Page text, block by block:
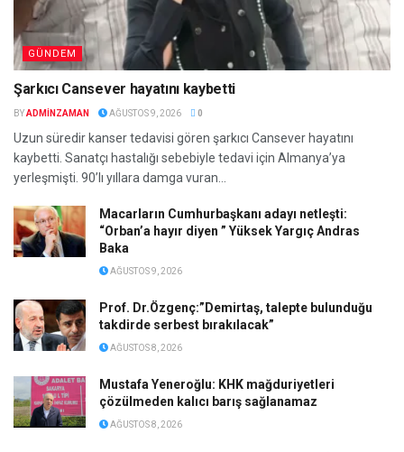
GÜNDEM
Şarkıcı Cansever hayatını kaybetti
BYADMINZAMAN AĞUSTOS 9, 2026 0
Uzun süredir kanser tedavisi gören şarkıcı Cansever hayatını
kaybetti. Sanatçı hastalığı sebebiyle tedavi için Almanya’ya
yerleşmişti. 90’lı yıllara damga vuran...
Macarların Cumhurbaşkanı adayı netleşti:
“Orban’a hayır diyen ” Yüksek Yargıç Andras
Baka
AĞUSTOS 9, 2026
Prof. Dr.Özgenç:”Demirtaş, talepte bulunduğu
takdirde serbest bırakılacak”
AĞUSTOS 8, 2026
Mustafa Yeneroğlu: KHK mağduriyetleri
çözülmeden kalıcı barış sağlanamaz
AĞUSTOS 8, 2026